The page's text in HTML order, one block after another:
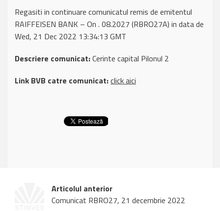
Regasiti in continuare comunicatul remis de emitentul
RAIFFEISEN BANK – On . 08.2027 (RBRO27A) in data de
Wed, 21 Dec 2022 13:34:13 GMT
Descriere comunicat:Cerinte capital Pilonul 2
Link BVB catre comunicat:click aici
Articolul anterior
Comunicat RBRO27, 21 decembrie 2022